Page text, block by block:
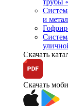
и
Скачать
Скачать